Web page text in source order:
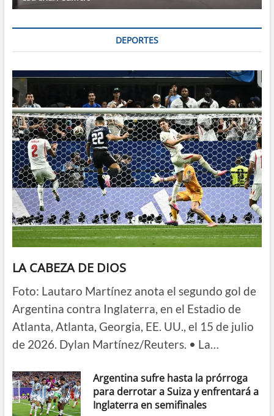
DEPORTES
LA CABEZA DE DIOS
Foto: Lautaro Martínez anota el segundo gol de
Argentina contra Inglaterra, en el Estadio de
Atlanta, Atlanta, Georgia, EE. UU., el 15 de julio
de 2026. Dylan Martínez/Reuters. • La…
Argentina sufre hasta la prórroga
para derrotar a Suiza y enfrentará a
Inglaterra en semifinales